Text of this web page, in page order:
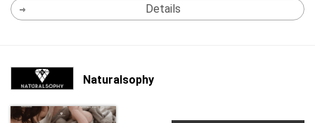
Details
Naturalsophy